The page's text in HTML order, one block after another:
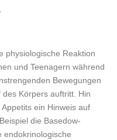
physiologische Reaktion
und Teenagern während
Bewegungen
Körpers auftritt. Hin
ein Hinweis auf
die Basedow-
endokrinologische